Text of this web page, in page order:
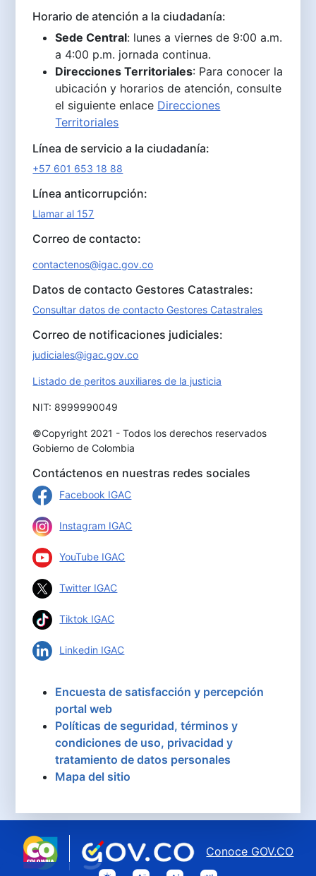
Horario de atención a la ciudadanía:
Sede Central: lunes a viernes de 9:00 a.m.
a 4:00 p.m. jornada continua.
Direcciones Territoriales: Para conocer la
ubicación y horarios de atención, consulte
el siguiente enlace Direcciones
Territoriales
Línea de servicio a la ciudadanía:
+57 601 653 18 88
Línea anticorrupción:
Llamar al 157
Correo de contacto:
contactenos@igac.gov.co
Datos de contacto Gestores Catastrales:
Consultar datos de contacto Gestores Catastrales
Correo de notificaciones judiciales:
judiciales@igac.gov.co
Listado de peritos auxiliares de la justicia
NIT: 8999990049
©Copyright 2021 - Todos los derechos reservados
Gobierno de Colombia
Contáctenos en nuestras redes sociales
Facebook IGAC
Instagram IGAC
YouTube IGAC
Twitter IGAC
Tiktok IGAC
Linkedin IGAC
Encuesta de satisfacción y percepción
portal web
Políticas de seguridad, términos y
condiciones de uso, privacidad y
tratamiento de datos personales
Mapa del sitio
Conoce GOV.CO